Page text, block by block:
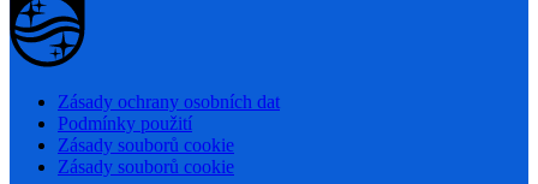
Zásady ochrany osobních dat
Podmínky použití
Zásady souborů cookie
Zásady souborů cookie